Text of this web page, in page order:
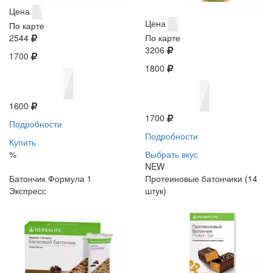
Цена
По карте
2544
1700
1600
Подробности
Купить
%
Цена
По карте
3206
1800
1700
Подробности
Выбрать вкус
NEW
Батончик Формула 1
Экспресс
Протеиновые батончики (14
штук)